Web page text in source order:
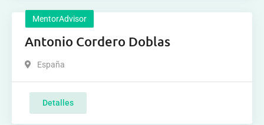
MentorAdvisor
Antonio Cordero Doblas
España
Detalles